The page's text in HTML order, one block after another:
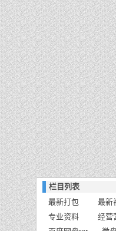
栏目列表
最新打包
最新
专业资料
经营